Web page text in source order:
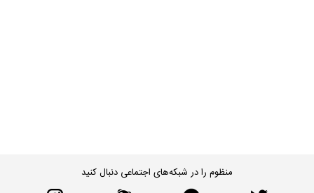
منظوم را در شبکه‌های اجتماعی دنبال کنید